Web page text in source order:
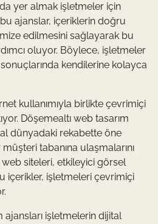
yer almak işletmeler için
ajanslar, içeriklerin doğru
edilmesini sağlayarak bu
oluyor. Böylece, işletmeler
kendilerine kolayca
kullanımıyla birlikte çevrimiçi
Döşemealtı web tasarım
dünyadaki rekabette öne
tabanına ulaşmalarını
web siteleri, etkileyici görsel
içerikler, işletmeleri çevrimiçi
ajansları işletmelerin dijital